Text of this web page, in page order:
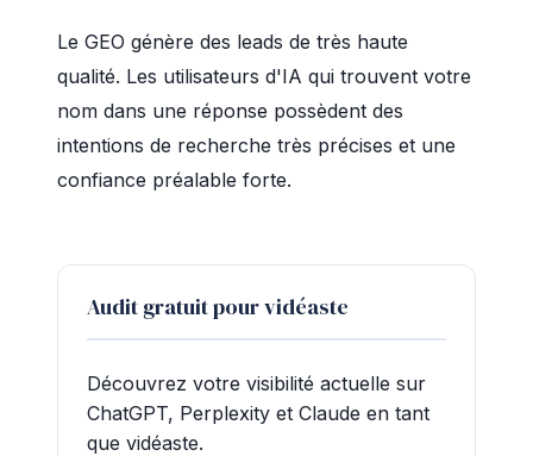
Le GEO génère des leads de très haute
qualité. Les utilisateurs d'IA qui trouvent votre
nom dans une réponse possèdent des
intentions de recherche très précises et une
confiance préalable forte.
Audit gratuit pour vidéaste
Découvrez votre visibilité actuelle sur
ChatGPT, Perplexity et Claude en tant
que vidéaste.